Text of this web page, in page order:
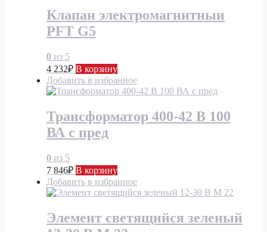
Клапан электромагнитныи
PFT G5
0 из 5
4 232₽ В корзину
Добавить в избранное
Трансформатор 400-42 В 100
ВА с пред
0 из 5
7 846₽ В корзину
Добавить в избранное
Элемент светящийся зеленый